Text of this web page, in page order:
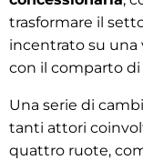
trasformare il
incentrato su una
con il comparto
Una serie di
tanti attori
quattro ruote,